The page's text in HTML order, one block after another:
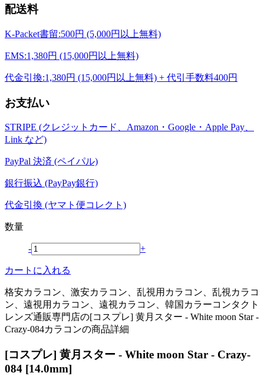
配送料
K-Packet書留:500円 (5,000円以上無料)
EMS:1,380円 (15,000円以上無料)
代金引換:1,380円 (15,000円以上無料) + 代引手数料400円
お支払い
STRIPE (クレジットカード、Amazon・Google・Apple Pay、
Link など)
PayPal 決済 (ペイパル)
銀行振込 (PayPay銀行)
代金引換 (ヤマト便コレクト)
数量
- +
カートに入れる
格安カラコン、激安カラコン、乱視用カラコン、乱視カラコ
ン、遠視用カラコン、遠視カラコン、韓国カラーコンタクト
レンズ通販専門店の[コスプレ] 黄月スター - White moon Star -
Crazy-084カラコンの商品詳細
[コスプレ] 黄月スター - White moon Star - Crazy-
084 [14.0mm]